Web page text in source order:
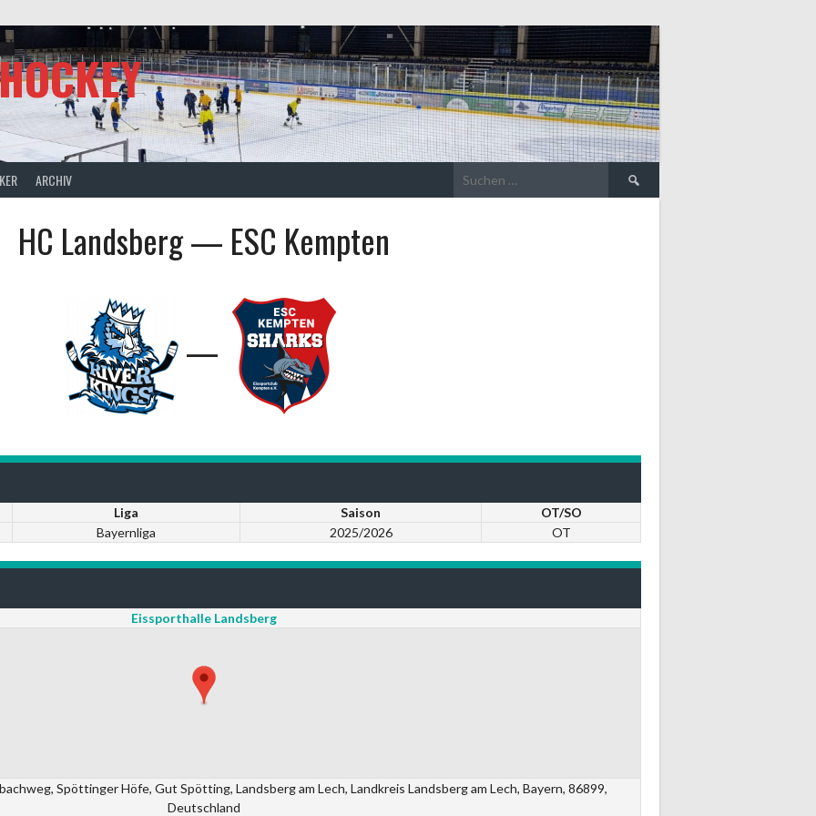
ARCHIV
Suche
nach:
HC Landsberg — ESC Kempten
—
Liga Saison
OT/SO
Bayernliga 2025/2026 OT
Eissporthalle Landsberg
Spöttinger Höfe, Gut Spötting, Landsberg am Lech, Landkreis Landsberg am Lech, Bayern, 86899,
Deutschland